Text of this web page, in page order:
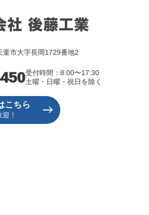
市大字長岡1729番地2
受付時間：8:00〜17:30
土曜・日曜・祝日を除く
こちら
！